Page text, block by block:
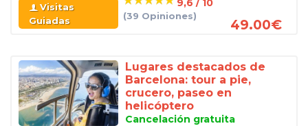
Visitas
Guiadas
9,6 / 10
(39 Opiniones)
49.00€
Lugares destacados de
Barcelona: tour a pie,
crucero, paseo en
helicóptero
Cancelación gratuita